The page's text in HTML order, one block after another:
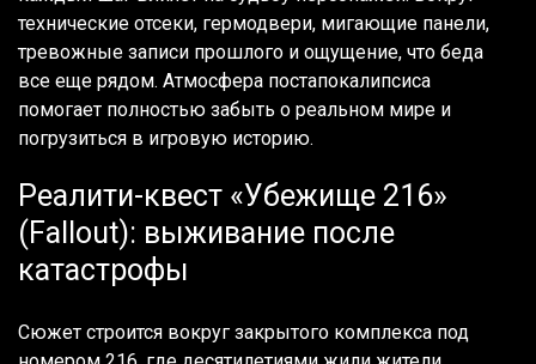
технические отсеки, гермодвери, мигающие панели,
тревожные записи прошлого и ощущение, что беда
все еще рядом. Атмосфера постапокалипсиса
помогает полностью забыть о реальном мире и
погрузиться в игровую историю.
Реалити-квест «Убежище 216»
(Fallout): выживание после
катастрофы
Сюжет строится вокруг закрытого комплекса под